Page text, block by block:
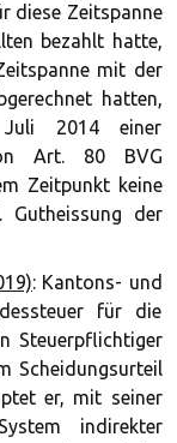
diese Zeitspanne
bezahlt hatte,
mit der
hatten,
2014 einer
Art. 80 BVG
Zeitpunkt keine
Gutheissung der
: Kantons- und
für die
Steuerpflichtiger
Scheidungsurteil
er, mit seiner
indirekter